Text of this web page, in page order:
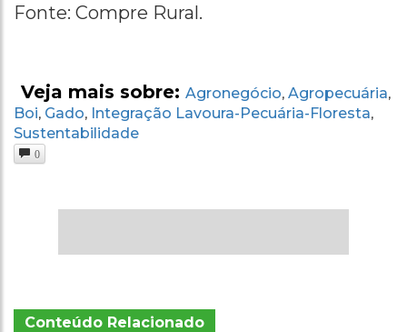
Fonte: Compre Rural.
Veja mais sobre: Agronegócio, Agropecuária,
Boi, Gado, Integração Lavoura-Pecuária-Floresta,
Sustentabilidade
0
Conteúdo Relacionado